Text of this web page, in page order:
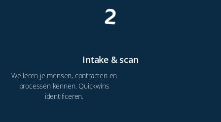
2
Intake & scan
We leren je mensen, contracten en
processen kennen. Quickwins
identificeren.